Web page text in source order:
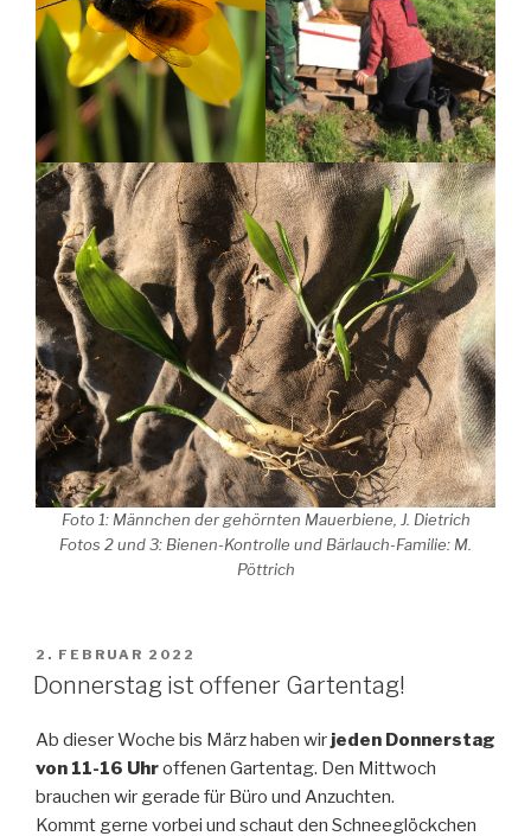
Foto 1: Männchen der gehörnten Mauerbiene, J. Dietrich
Fotos 2 und 3: Bienen-Kontrolle und Bärlauch-Familie: M.
Pöttrich
VERÖFFENTLICHT
AM
2. FEBRUAR 2022
Donnerstag ist offener Gartentag!
Ab dieser Woche bis März haben wirjeden Donnerstag
von 11-16 Uhroffenen Gartentag. Den Mittwoch
brauchen wir gerade für Büro und Anzuchten.
Kommt gerne vorbei und schaut den Schneeglöckchen